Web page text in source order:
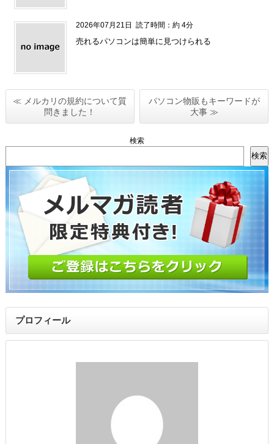
2026年07月21日 読了時間：約 4分
売れるパソコンは簡単に見つけられる
≪ メルカリの規約について質
問きました！
パソコン物販もキーワードが
大事 ≫
検索
検索
プロフィール